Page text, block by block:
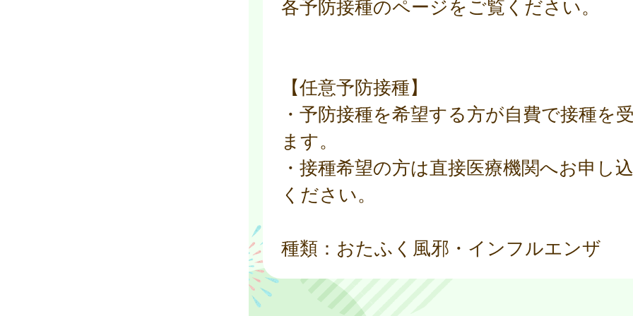
各予防接種のページをご覧ください。
【任意予防接種】
・予防接種を希望する方が自費で接種を
ます。
・接種希望の方は直接医療機関へお申し
ください。
種類：おたふく風邪・インフルエンザ